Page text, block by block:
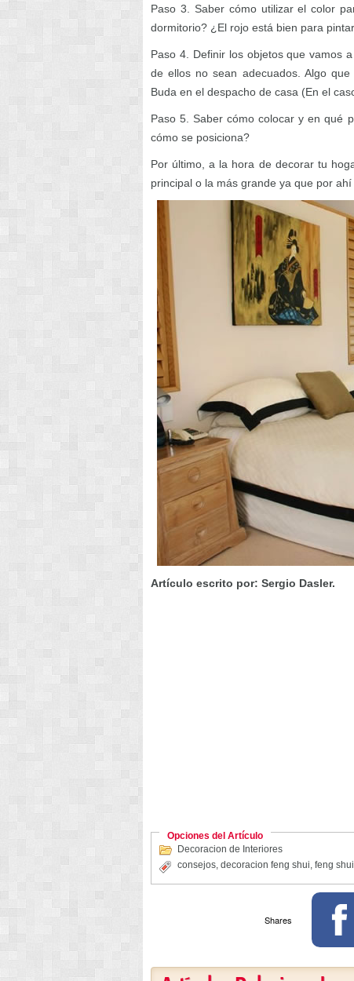
Paso 3. Saber cómo utilizar el color
dormitorio? ¿El rojo está bien para
Paso 4. Definir los objetos que vamos
de ellos no sean adecuados. Algo
Buda en el despacho de casa (En el
Paso 5. Saber cómo colocar y en qué
cómo se posiciona?
Por último, a la hora de decorar tu
principal o la más grande ya que por
Artículo escrito por: Sergio Dasler.
Opciones del Artículo
Decoracion de Interiores
consejos, decoracion feng shui, feng shui
Shares